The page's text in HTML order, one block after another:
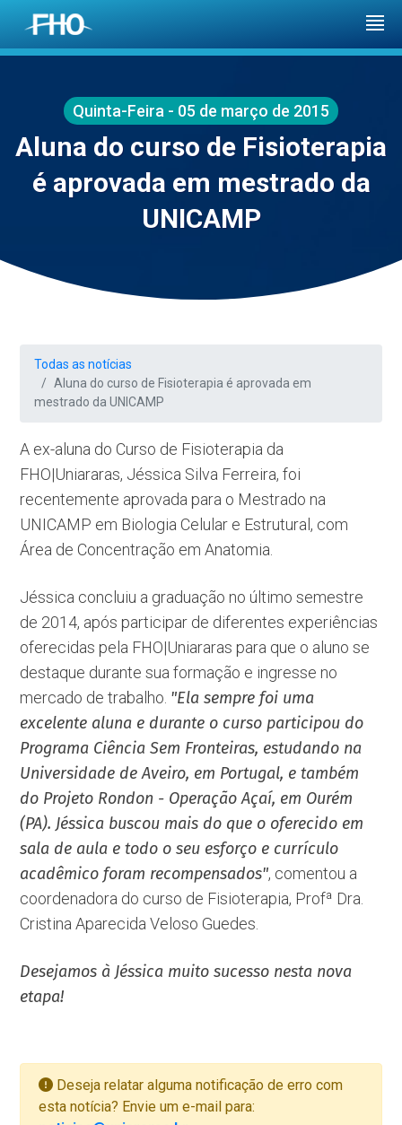
Quinta-Feira - 05 de março de 2015
Aluna do curso de Fisioterapia
é aprovada em mestrado da
UNICAMP
Todas as notícias
Aluna do curso de Fisioterapia é aprovada em
mestrado da UNICAMP
A ex-aluna do Curso de Fisioterapia da
FHO|Uniararas, Jéssica Silva Ferreira, foi
recentemente aprovada para o Mestrado na
UNICAMP em Biologia Celular e Estrutural, com
Área de Concentração em Anatomia.
Jéssica concluiu a graduação no último semestre
de 2014, após participar de diferentes experiências
oferecidas pela FHO|Uniararas para que o aluno se
destaque durante sua formação e ingresse no
mercado de trabalho. "Ela sempre foi uma
excelente aluna e durante o curso participou do
Programa Ciência Sem Fronteiras, estudando na
Universidade de Aveiro, em Portugal, e também
do Projeto Rondon - Operação Açaí, em Ourém
(PA). Jéssica buscou mais do que o oferecido em
sala de aula e todo o seu esforço e currículo
acadêmico foram recompensados", comentou a
coordenadora do curso de Fisioterapia, Profª Dra.
Cristina Aparecida Veloso Guedes.
Desejamos à Jéssica muito sucesso nesta nova
etapa!
Deseja relatar alguma notificação de erro com
esta notícia? Envie um e-mail para: